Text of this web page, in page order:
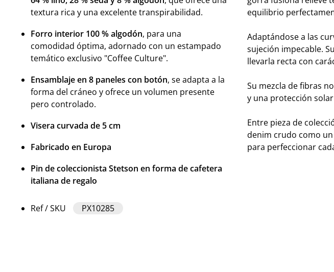
textura rica y una excelente transpirabilidad.
Forro interior 100 % algodón, para una
comodidad óptima, adornado con un estampado
temático exclusivo "Coffee Culture".
Ensamblaje en 8 paneles con botón, se adapta a la
forma del cráneo y ofrece un volumen presente
pero controlado.
Visera curvada de 5 cm
Fabricado en Europa
Pin de coleccionista Stetson en forma de cafetera
italiana de regalo
Ref / SKU PX10285
equilibrio
Adaptándose a las
sujeción impecable.
llevarla recta con
Su mezcla de fibras
y una protección
Entre pieza de
denim crudo como
para perfeccionar